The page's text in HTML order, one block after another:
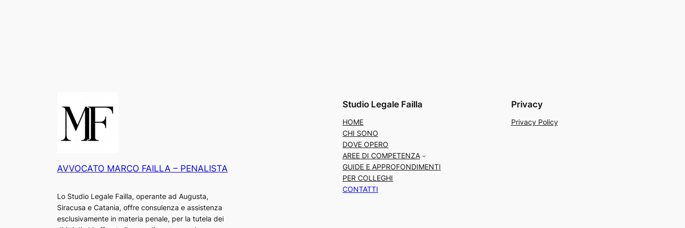
AVVOCATO MARCO FAILLA – PENALISTA
Lo Studio Legale Failla, operante ad Augusta,
Siracusa e Catania, offre consulenza e assistenza
esclusivamente in materia penale, per la tutela dei
Studio Legale Failla
HOME
CHI SONO
DOVE OPERO
AREE DI COMPETENZA
GUIDE E APPROFONDIMENTI
PER COLLEGHI
CONTATTI
Privacy
Privacy Policy